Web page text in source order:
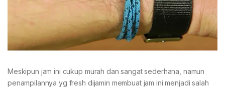
Meskipun jam ini cukup murah dan sangat sederhana, namun
penampilannya yg fresh dijamin membuat jam ini menjadi salah